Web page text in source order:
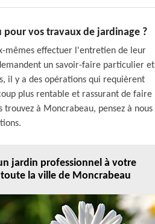
vos travaux de jardinage ?
mêmes effectuer l'entretien de leur
un savoir-faire particulier et
il y a des opérations qui requièrent
plus rentable et rassurant de faire
à Moncrabeau, pensez à nous
jardin professionnel à votre
la ville de Moncrabeau